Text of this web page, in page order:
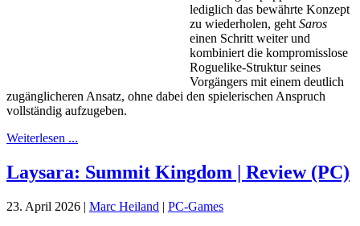
lediglich das bewährte Konzept
zu wiederholen, geht Saros
einen Schritt weiter und
kombiniert die kompromisslose
Roguelike-Struktur seines
Vorgängers mit einem deutlich
zugänglicheren Ansatz, ohne dabei den spielerischen Anspruch
vollständig aufzugeben.
Weiterlesen ...
Laysara: Summit Kingdom | Review (PC)
23. April 2026 | Marc Heiland | PC-Games